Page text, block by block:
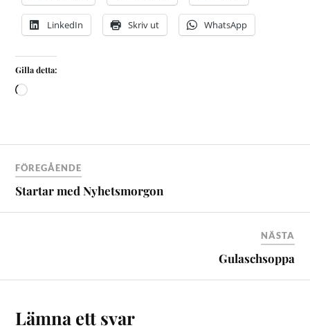
LinkedIn Skriv ut WhatsApp
Gilla detta:
FÖREGÅENDE
Startar med Nyhetsmorgon
NÄSTA
Gulaschsoppa
Lämna ett svar